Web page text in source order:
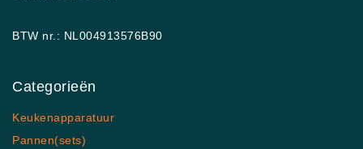
BTW nr.: NL004913576B90
Categorieën
Keukenapparatuur
Pannen(sets)